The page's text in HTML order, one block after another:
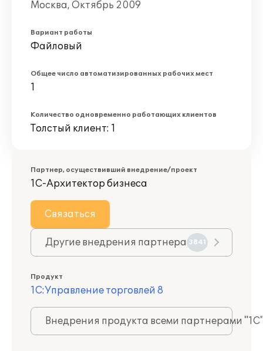
Москва, Октябрь 2009
Вариант работы
Файловый
Общее число автоматизированных рабочих мест
1
Количество одновременно работающих клиентов
Толстый клиент: 1
Партнер, осуществивший внедрение/проект
1С-Архитектор бизнеса
Связаться
Другие внедрения партнера 3841
Продукт
1С:Управление торговлей 8
Внедрения продукта всеми партнерами